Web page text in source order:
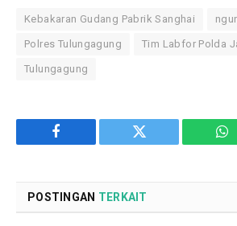
Kebakaran Gudang Pabrik Sanghai
Polres Tulungagung Tim Labfor Polda
Tulungagung
Facebook Twitter
POSTINGAN TERKAIT